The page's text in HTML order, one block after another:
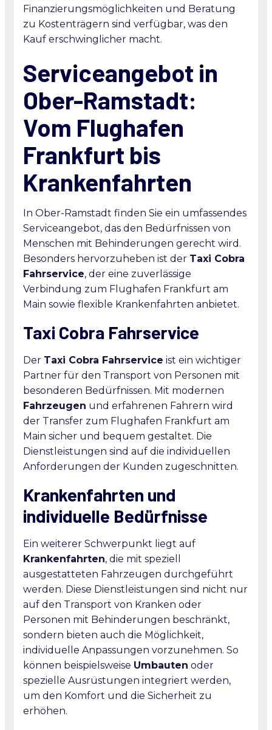
Finanzierungsmöglichkeiten und Beratung
zu Kostenträgern sind verfügbar, was den
Kauf erschwinglicher macht.
Serviceangebot in
Ober-Ramstadt:
Vom Flughafen
Frankfurt bis
Krankenfahrten
In Ober-Ramstadt finden Sie ein umfassendes
Serviceangebot, das den Bedürfnissen von
Menschen mit Behinderungen gerecht wird.
Besonders hervorzuheben ist der Taxi Cobra
Fahrservice, der eine zuverlässige
Verbindung zum Flughafen Frankfurt am
Main sowie flexible Krankenfahrten anbietet.
Taxi Cobra Fahrservice
Der Taxi Cobra Fahrservice ist ein wichtiger
Partner für den Transport von Personen mit
besonderen Bedürfnissen. Mit modernen
Fahrzeugen und erfahrenen Fahrern wird
der Transfer zum Flughafen Frankfurt am
Main sicher und bequem gestaltet. Die
Dienstleistungen sind auf die individuellen
Anforderungen der Kunden zugeschnitten.
Krankenfahrten und
individuelle Bedürfnisse
Ein weiterer Schwerpunkt liegt auf
Krankenfahrten, die mit speziell
ausgestatteten Fahrzeugen durchgeführt
werden. Diese Dienstleistungen sind nicht nur
auf den Transport von Kranken oder
Personen mit Behinderungen beschränkt,
sondern bieten auch die Möglichkeit,
individuelle Anpassungen vorzunehmen. So
können beispielsweise Umbauten oder
spezielle Ausrüstungen integriert werden,
um den Komfort und die Sicherheit zu
erhöhen.